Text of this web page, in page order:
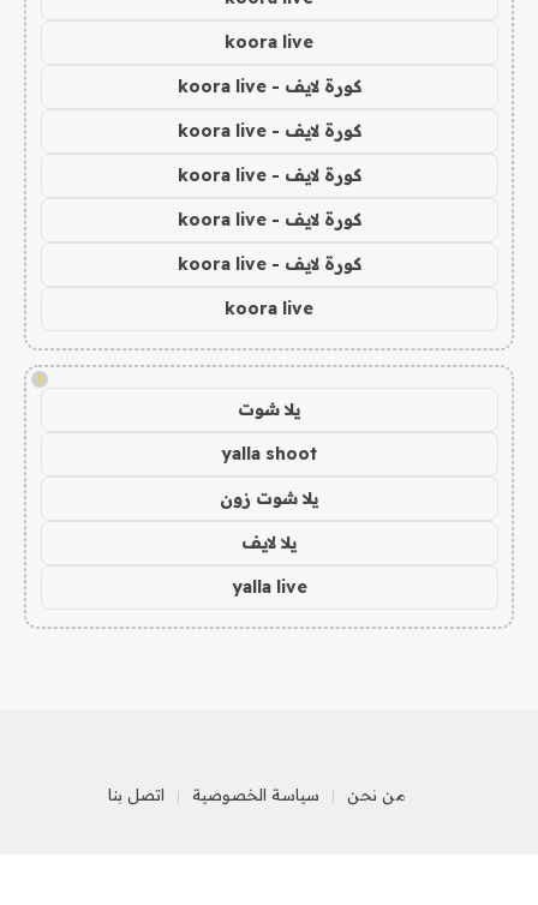
koora live
كورة لايف - koora live
كورة لايف - koora live
كورة لايف - koora live
كورة لايف - koora live
كورة لايف - koora live
koora live
!
يلا شوت
yalla shoot
يلا شوت زون
يلا لايف
yalla live
من نحن سياسة الخصوصية اتصل بنا